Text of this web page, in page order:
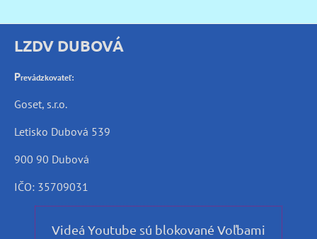
LZDV DUBOVÁ
Prevádzkovateľ:
Goset, s.r.o.
Letisko Dubová 539
900 90 Dubová
IČO: 35709031
Videá Youtube sú blokované Voľbami